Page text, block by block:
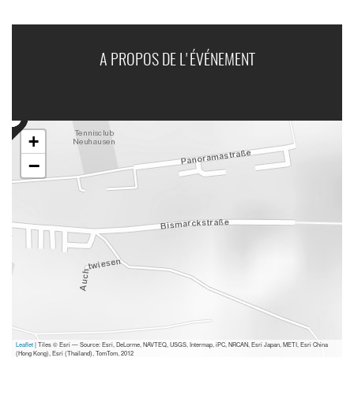
A PROPOS DE L'ÉVÉNEMENT
+
−
Leaflet| Tiles © Esri — Source: Esri, DeLorme, NAVTEQ, USGS, Intermap, iPC, NRCAN, Esri Japan, METI, Esri China
(Hong Kong), Esri (Thailand), TomTom, 2012